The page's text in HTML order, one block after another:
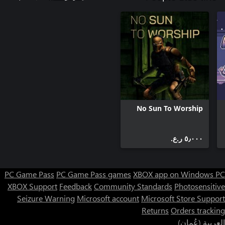
المدمر يومًا ما؟ عليك أن تلعب لتكتشف ذلك!
No Sun To Worship
٥٫٠٠٠ ر.ع.‏
PC Game Pass PC Game Pass games XBOX app on Windows PC
XBOX Support FeedbackCommunity Standards Photosensitive
Seizure Warning Microsoft account Microsoft Store Support
Returns Orders tracking
العربية (عُمان)